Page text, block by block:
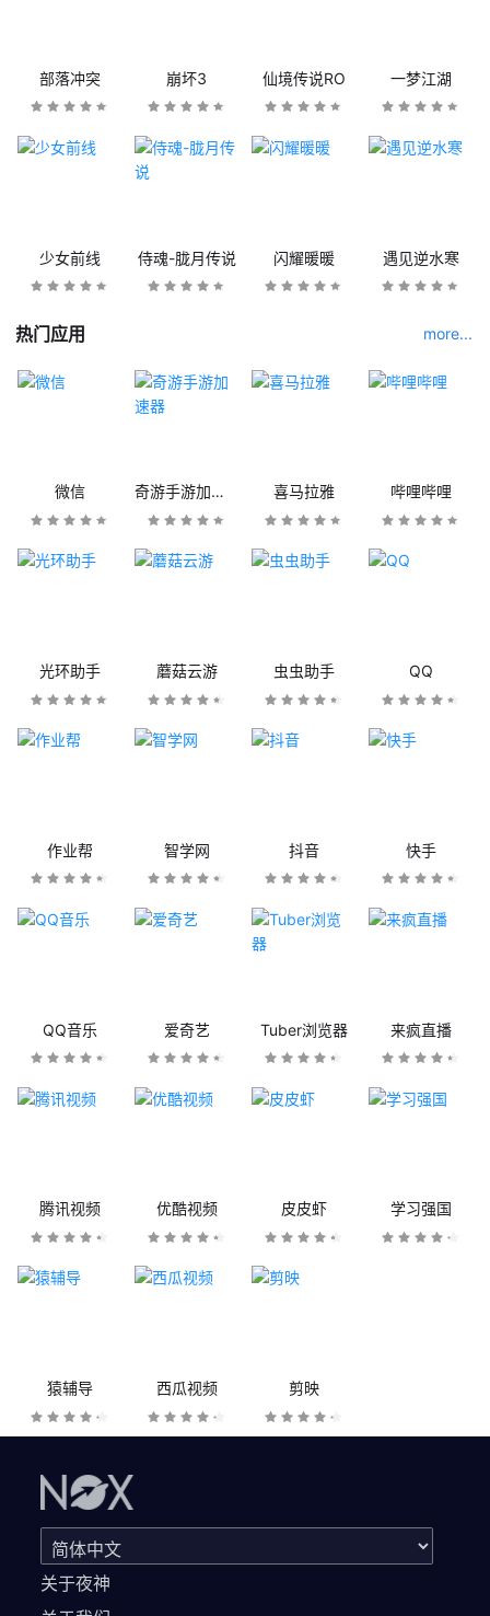
部落冲突 崩坏3 仙境传说RO 一梦江湖
少女前线 侍魂-胧月传说 闪耀暖暖 遇见逆水寒
热门应用 more...
微信 奇游手游加速器 喜马拉雅 哔哩哔哩
光环助手 蘑菇云游 虫虫助手 QQ
作业帮 智学网 抖音 快手
QQ音乐 爱奇艺 Tuber浏览器 来疯直播
腾讯视频 优酷视频 皮皮虾 学习强国
猿辅导 西瓜视频 剪映
关于夜神